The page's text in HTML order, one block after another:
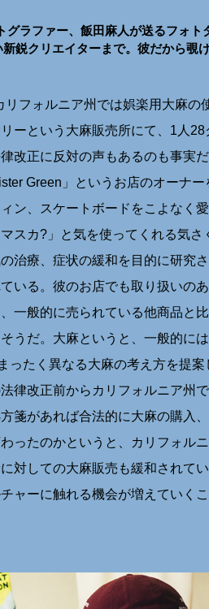
ラファー、飯田麻人が送るフォト
鋭クリエイターまで。彼だから覗
リフォルニア州では娯楽用大麻
ーという大麻販売所にて、1人
改正に反対の声もあるのも事実
Green」というお店のオーナ
ン、スケートボードをこよなく
スカ?」と気を使ってくれる気
治療、症状の緩和を目的に研究
いる。彼のお店でも取り扱いの
一般的に売られている他商品と
うだ。大麻というと、一般的に
ったく異なる大麻の考え方を提
律改正前からカリフォルニア州
箋があれば合法的に大麻の購入
ったのかというと、カリフォル
対しての大麻販売も緩和されて
ャーに触れる機会が増えていくこ